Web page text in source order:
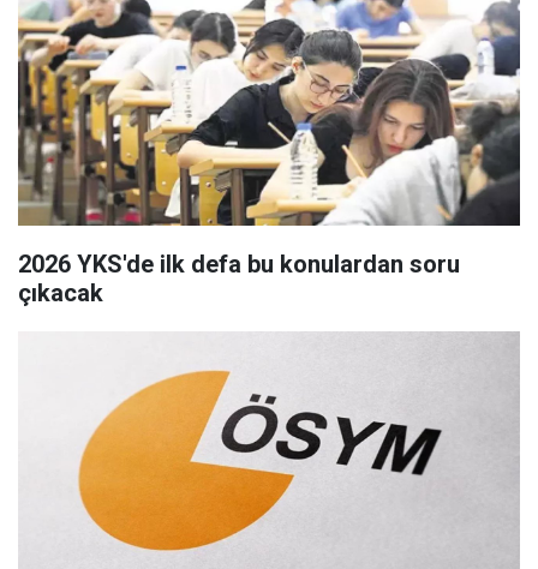
2026 YKS'de ilk defa bu konulardan soru
çıkacak